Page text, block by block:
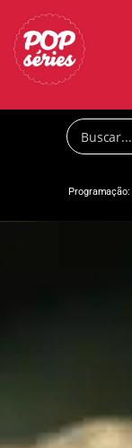
Programação: